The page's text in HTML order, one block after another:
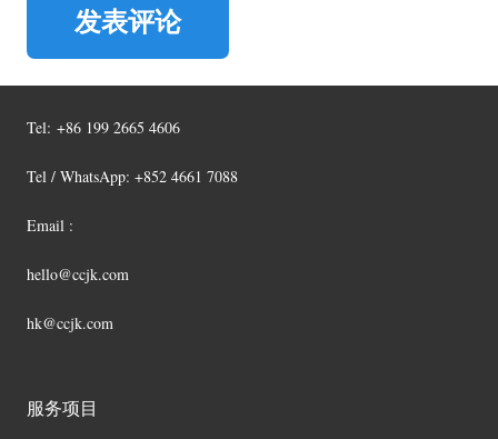
发表评论
Tel: +86 199 2665 4606
Tel / WhatsApp: +852 4661 7088
Email :
hello@ccjk.com
hk@ccjk.com
服务项目